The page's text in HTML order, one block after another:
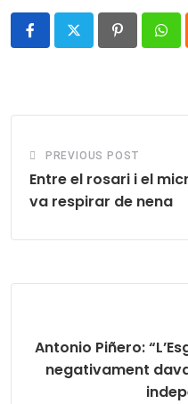
Pinterest
PREVIOUS POST
Entre el rosari i el
va respirar de nena
Antonio Piñero:
negativament